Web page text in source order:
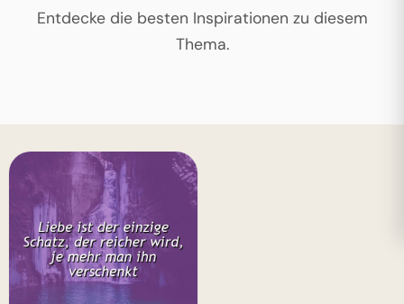
Entdecke die besten Inspirationen zu diesem
Thema.